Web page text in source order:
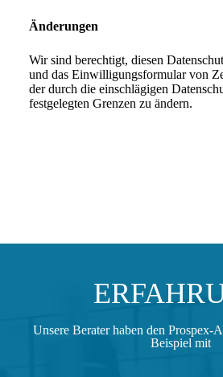
Änderungen
Wir sind berechtigt, diesen
und das Einwilligungsformular von
der durch die einschlägigen
festgelegten Grenzen zu ändern.
Unsere Berater haben den Prospex-
Beispiel mit